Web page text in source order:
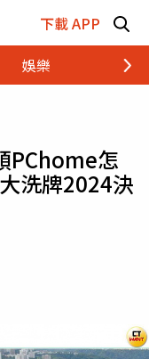
下載 APP
娛樂 財經
PChome怎
洗牌2024決